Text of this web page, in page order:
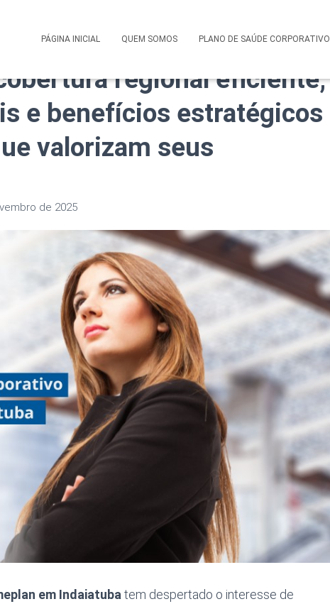
PÁGINA INICIAL QUEM SOMOS PLANO DE SAÚDE CORPORATIVO
Ameplan em
regional eficiente,
e benefícios estratégicos
valorizam seus
de 2025
em Indaiatuba tem despertado o interesse de